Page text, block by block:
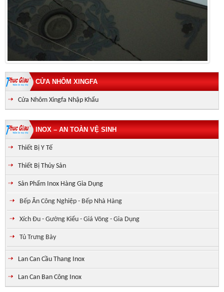
CỬA NHÔM XINGFA
Cửa Nhôm Xingfa Nhập Khẩu
INOX – AN TOÀN VỆ SINH
Thiết Bị Y Tế
Thiết Bị Thủy Sản
Sản Phẩm Inox Hàng Gia Dụng
Bếp Ăn Công Nghiệp - Bếp Nhà Hàng
Xích Đu - Gường Kiểu - Giá Võng - Gia Dụng
Tủ Trưng Bày
Lan Can Cầu Thang Inox
Lan Can Ban Công Inox